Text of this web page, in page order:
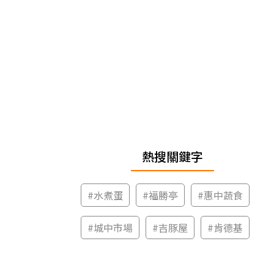
熱搜關鍵字
#水煮蛋 #福勝亭 #惠中蔬食
#城中市場 #吉豚屋 #肯德基